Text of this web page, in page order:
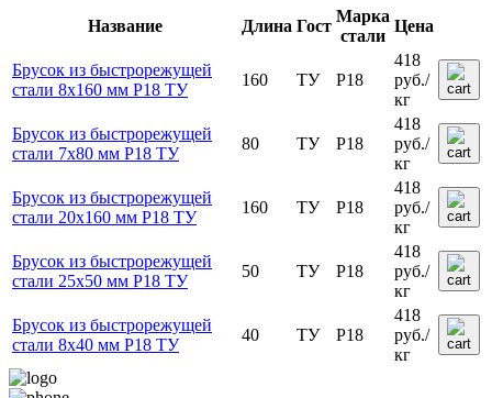
Название Длина Гост
Марка
стали
Цена
Брусок из быстрорежущей
стали 8x160 мм Р18 ТУ
160 ТУ Р18
418
руб./
кг
Брусок из быстрорежущей
стали 7x80 мм Р18 ТУ
80 ТУ Р18
418
руб./
кг
Брусок из быстрорежущей
стали 20x160 мм Р18 ТУ
160 ТУ Р18
418
руб./
кг
Брусок из быстрорежущей
стали 25x50 мм Р18 ТУ
50 ТУ Р18
418
руб./
кг
Брусок из быстрорежущей
стали 8x40 мм Р18 ТУ
40 ТУ Р18
418
руб./
кг